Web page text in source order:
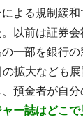
よる規制緩和
以前は証券会
一部を銀行
拡大なども
預金者が自
ー誌はどこで